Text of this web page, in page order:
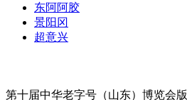
东阿阿胶
景阳冈
超意兴
第十届中华老字号（山东）博览会